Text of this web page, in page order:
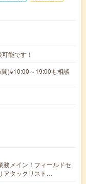
能です！
)※10:00～19:00も相談
メイン！フィールドセ
アタックリスト…